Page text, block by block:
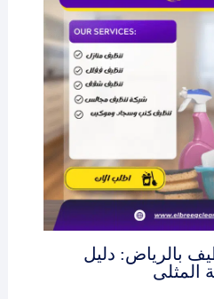
بالرياض: دليل
المثلى